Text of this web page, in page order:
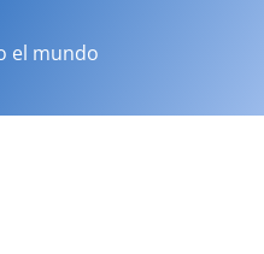
el mundo